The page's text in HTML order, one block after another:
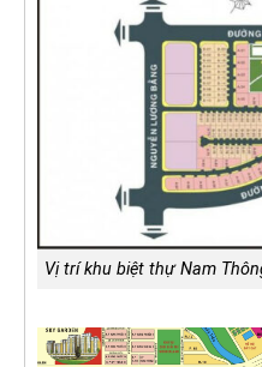
Vị trí khu biệt thự Nam